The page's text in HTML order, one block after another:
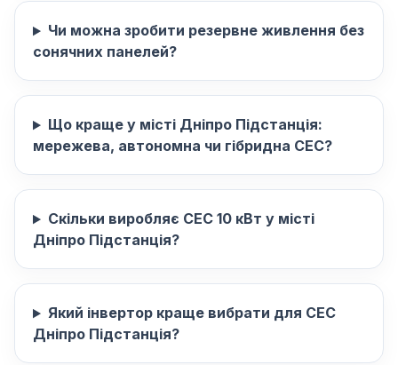
Чи можна зробити резервне живлення без
сонячних панелей?
Що краще у місті Дніпро Підстанція:
мережева, автономна чи гібридна СЕС?
Скільки виробляє СЕС 10 кВт у місті
Дніпро Підстанція?
Який інвертор краще вибрати для СЕС
Дніпро Підстанція?